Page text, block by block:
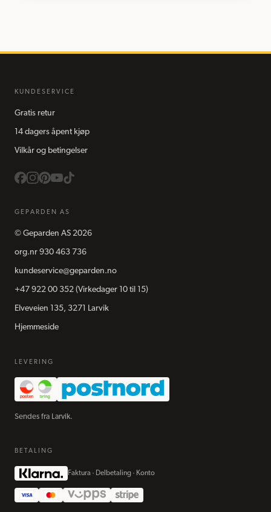
KUNDESERVICE
Gratis retur
14 dagers åpent kjøp
Vilkår og betingelser
GEPARDEN AS
© Geparden AS 2026
org.nr 930 463 736
kundeservice@geparden.no
+47 922 00 352 (Virkedager 10 til 15)
Elveveien 135, 3271 Larvik
Hjemmeside
LEVERING
Sendes fra Larvik.
BETALING
Faktura · Delbetaling · Konto